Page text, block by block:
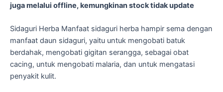
juga melalui offline, kemungkinan stock tidak update
Sidaguri Herba Manfaat sidaguri herba hampir sema dengan
manfaat daun sidaguri, yaitu untuk mengobati batuk
berdahak, mengobati gigitan serangga, sebagai obat
cacing, untuk mengobati malaria, dan untuk mengatasi
penyakit kulit.